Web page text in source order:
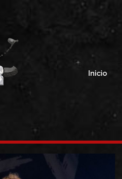
Inicio